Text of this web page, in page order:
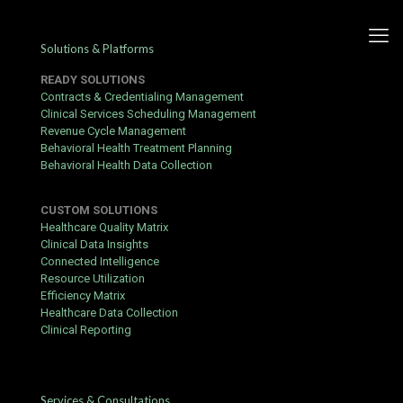
Tutto quello che devi sapere
Published by Yogita Sharma
Il concorso europeo continua a regalare sogni grazie ai suoi
montepremi milionari che attirano giocatori da tutto il continente.
Molti appassionati controllano regolarmente i risultati
consultando l’ultima estrazione eurojackpot
fortuna ha bussato alla propria porta. Partecipare è semplice e
richiede soltanto la scelta di una combinazione di numeri
Solutions & Platforms
READY SOLUTIONS
Contracts & Credentialing Management
Clinical Services Scheduling Management
Revenue Cycle Management
Behavioral Health Treatment Planning
Behavioral Health Data Collection
CUSTOM SOLUTIONS
Healthcare Quality Matrix
Clinical Data Insights
Connected Intelligence
Resource Utilization
Efficiency Matrix
Healthcare Data Collection
Clinical Reporting